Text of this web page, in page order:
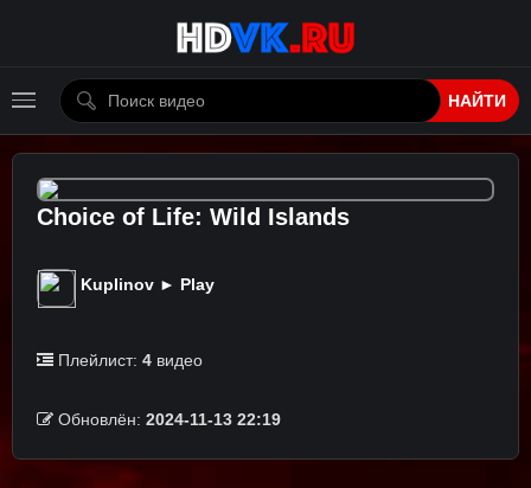
НАЙТИ
Choice of Life: Wild Islands
Kuplinov ► Play
Плейлист: 4 видео
Обновлён: 2024-11-13 22:19